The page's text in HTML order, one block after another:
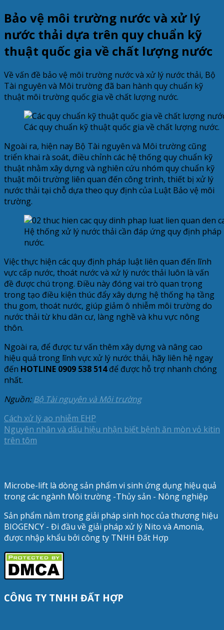
Bảo vệ môi trường nước và xử lý
nước thải dựa trên quy chuẩn kỹ
thuật quốc gia về chất lượng nước
Về vấn đề bảo vệ môi trường nước và xử lý nước thải, Bộ
Tài nguyên và Môi trường đã ban hành quy chuẩn kỹ
thuật môi trường quốc gia về chất lượng nước.
Các quy chuẩn kỹ thuật quốc gia về chất lượng nước.
Ngoài ra, hiện nay Bộ Tài nguyên và Môi trường cũng
triển khai rà soát, điều chỉnh các hệ thống quy chuẩn kỹ
thuật nhằm xây dựng và nghiên cứu nhóm quy chuẩn kỹ
thuật môi trường liên quan đến công trình, thiết bị xử lý
nước thải tại chỗ dựa theo quy định của Luật Bảo vệ môi
trường.
Hệ thống xử lý nước thải cần đáp ứng quy định
nước.
Việc thực hiện các quy định pháp luật liên quan đến lĩnh
vực cấp nước, thoát nước và xử lý nước thải luôn là vấn
đề được chú trọng. Điều này đóng vai trò quan trọng
trong tạo điều kiện thúc đẩy xây dựng hệ thống hạ tầng
thu gom, thoát nước, giúp giảm ô nhiễm môi trường do
nước thải từ khu dân cư, làng nghề và khu vực nông
thôn.
Ngoài ra, để được tư vấn thêm xây dựng và nâng cao
hiệu quả trong lĩnh vực xử lý nước thải, hãy liên hệ ngay
đến HOTLINE 0909 538 514để được hỗ trợ nhanh chóng
nhất.
Nguồn:Bộ Tài nguyên và Môi trường
Cách xử lý ao nhiễm EHP
Nguyên nhân và dấu hiệu nhận biết bệnh ăn mòn vỏ kitin
trên tôm
Microbe-lift là dòng sản phẩm vi sinh ứng dụng hiệu quả
trong các ngành Môi trường -Thủy sản - Nông nghiệp
Sản phẩm nằm trong giải pháp sinh học của thương hiệu
BIOGENCY - Đi đầu về giải pháp xử lý Nito và Amonia,
được nhập khẩu bởi công ty TNHH Đất Hợp
CÔNG TY TNHH ĐẤT HỢP